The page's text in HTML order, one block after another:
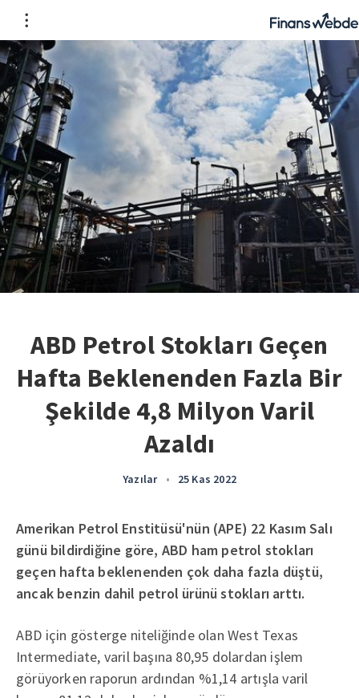
ABD Petrol Stokları Geçen
Hafta Beklenenden Fazla Bir
Şekilde 4,8 Milyon Varil
Azaldı
Yazılar • 25 Kas 2022
Amerikan Petrol Enstitüsü'nün (APE) 22 Kasım Salı
günü bildirdiğine göre, ABD ham petrol stokları
geçen hafta beklenenden çok daha fazla düştü,
ancak benzin dahil petrol ürünü stokları arttı.
ABD için gösterge niteliğinde olan West Texas
Intermediate, varil başına 80,95 dolardan işlem
görüyorken raporun ardından %1,14 artışla varil